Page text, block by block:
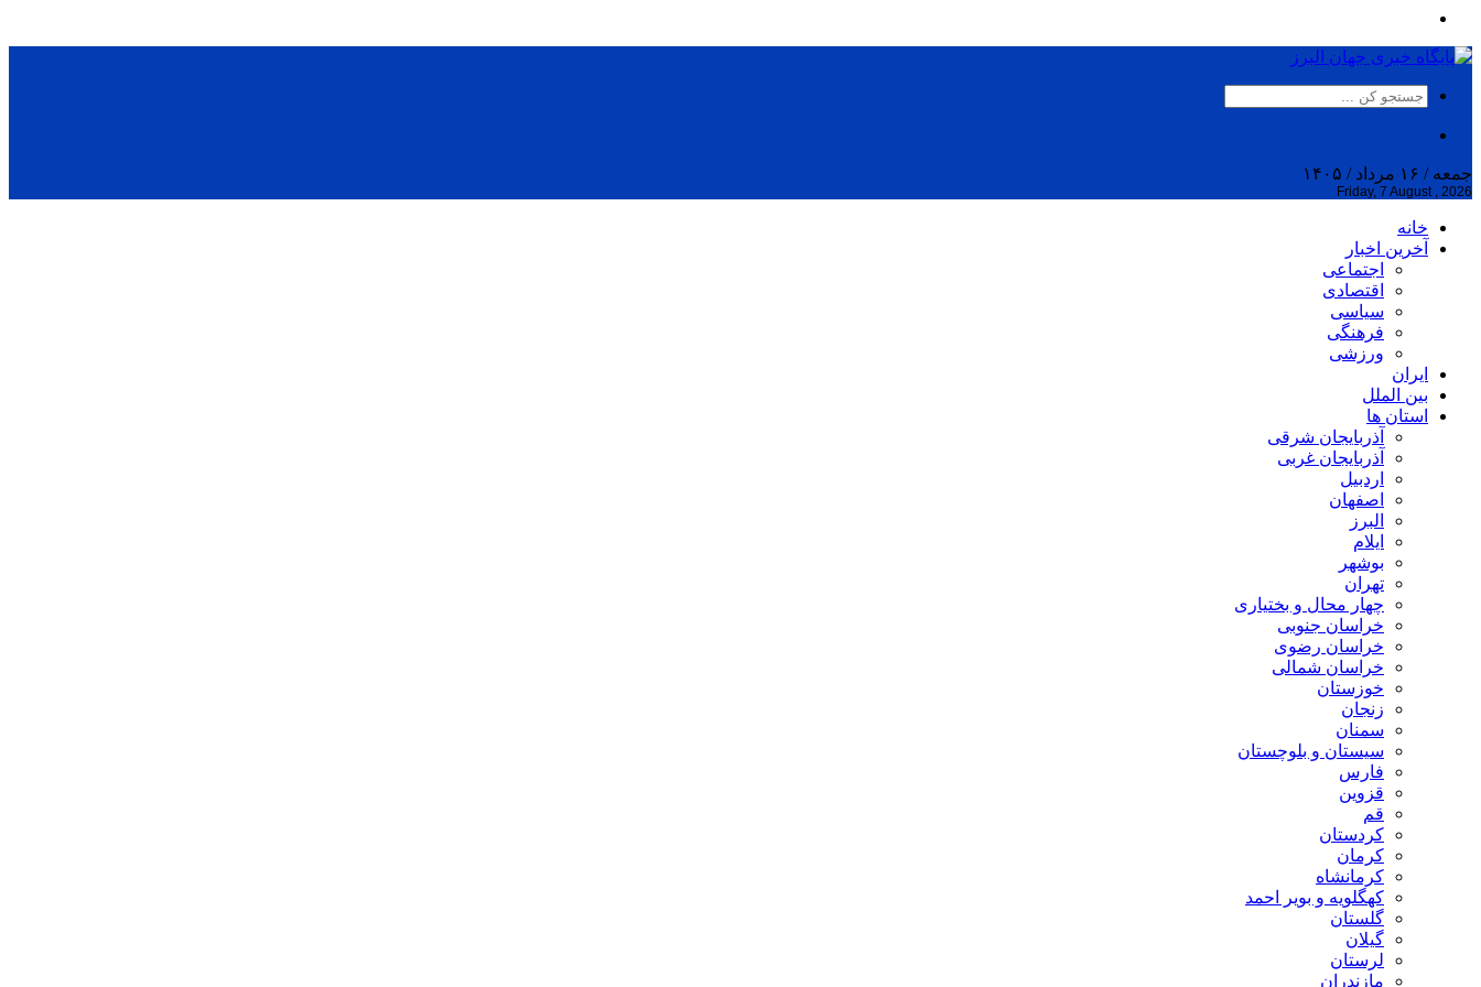
جمعه / ۱۶ مرداد / ۱۴۰۵
Friday, 7 August , 2026
خانه
آخرین اخبار
اجتماعی
اقتصادی
سیاسی
فرهنگی
ورزشی
ایران
بین الملل
استان ها
آذربایجان شرقی
آذربایجان غربی
اردبیل
اصفهان
البرز
ایلام
بوشهر
تهران
چهار محال و بختیاری
خراسان جنوبی
خراسان رضوی
خراسان شمالی
خوزستان
زنجان
سمنان
سیستان و بلوچستان
فارس
قزوین
قم
کردستان
کرمان
کرمانشاه
کهگلویه و بویر احمد
گلستان
گیلان
لرستان
مازندران